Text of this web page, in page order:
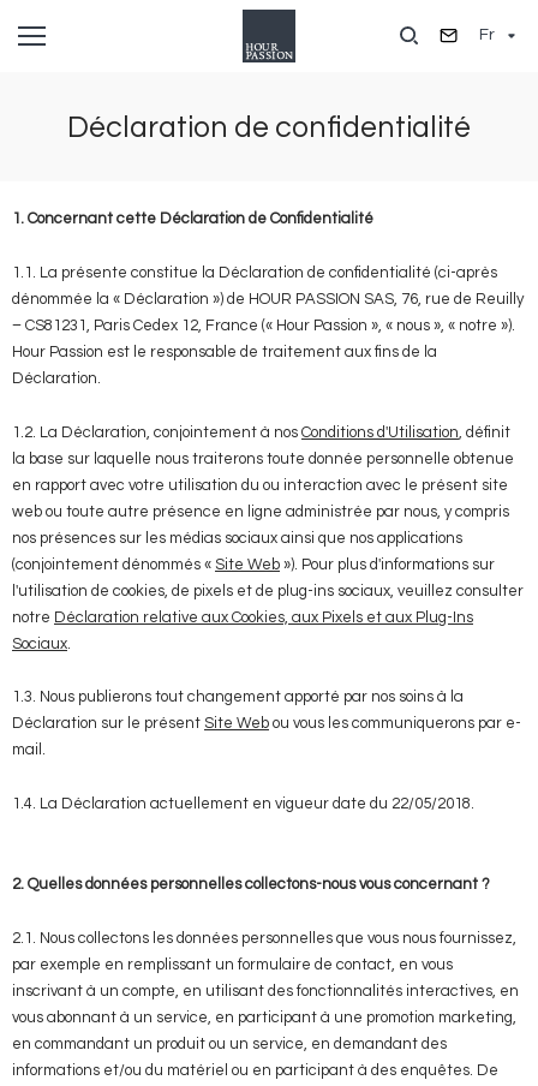
Fr
Déclaration de confidentialité
1. Concernant cette Déclaration de Confidentialité
1.1. La présente constitue la Déclaration de confidentialité (ci-après
dénommée la « Déclaration ») de HOUR PASSION SAS, 76, rue de Reuilly
– CS81231, Paris Cedex 12, France (« Hour Passion », « nous », « notre »).
Hour Passion est le responsable de traitement aux fins de la
Déclaration.
1.2. La Déclaration, conjointement à nos Conditions d'Utilisation , définit
la base sur laquelle nous traiterons toute donnée personnelle obtenue
en rapport avec votre utilisation du ou interaction avec le présent site
web ou toute autre présence en ligne administrée par nous, y compris
nos présences sur les médias sociaux ainsi que nos applications
(conjointement dénommés « Site Web »). Pour plus d'informations sur
l'utilisation de cookies, de pixels et de plug-ins sociaux, veuillez consulter
notre Déclaration relative aux Cookies, aux Pixels et aux Plug-Ins
Sociaux
1.3. Nous publierons tout changement apporté par nos soins à la
Déclaration sur le présent Site Web ou vous les communiquerons par e-
mail.
1.4. La Déclaration actuellement en vigueur date du 22/05/2018.
2. Quelles données personnelles collectons-nous vous concernant ?
2.1. Nous collectons les données personnelles que vous nous fournissez,
par exemple en remplissant un formulaire de contact, en vous
inscrivant à un compte, en utilisant des fonctionnalités interactives, en
vous abonnant à un service, en participant à une promotion marketing,
en commandant un produit ou un service, en demandant des
informations et/ou du matériel ou en participant à des enquêtes. De